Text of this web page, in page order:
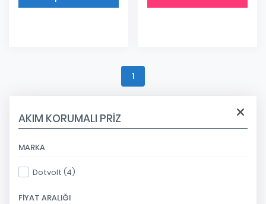
AKIM KORUMALI PRIZ
MARKA
Dotvolt (4)
FIYAT ARALIĞI
1